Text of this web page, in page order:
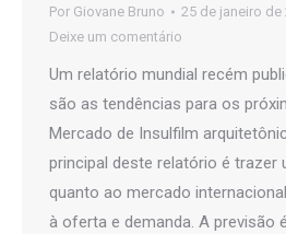
Por Giovane Bruno
25 de janeiro de
Deixe um comentário
Um relatório mundial recém
são as tendências para os
Mercado de Insulfilm
principal deste relatório é trazer
quanto ao mercado
à oferta e demanda. A previsão